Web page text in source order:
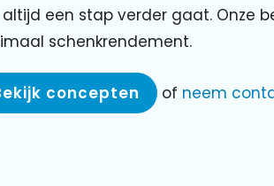
een stap verder gaat. Onze
schenkrendement.
concepten of neem